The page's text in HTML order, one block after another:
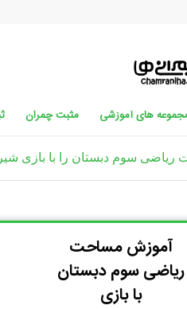
های آموزشی مثبت چمران
سوم دبستان را با بازی
آموزش مساحت
ریاضی سوم دبستان
با بازی